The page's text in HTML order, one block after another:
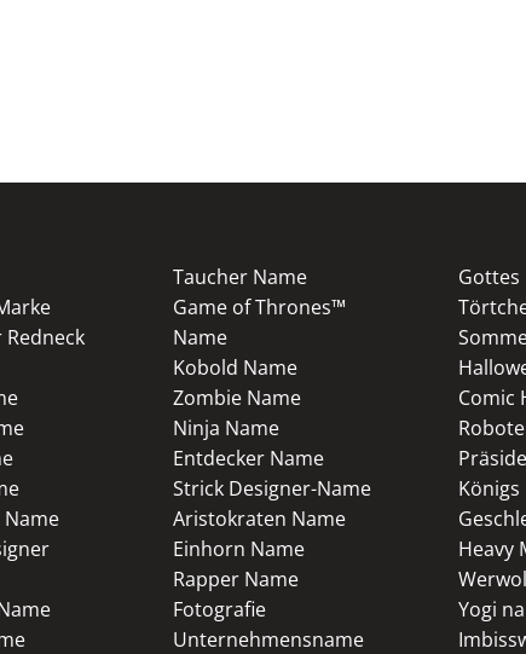
Taucher Name
Game of Thrones™
Name
Kobold Name
Zombie Name
Ninja Name
Entdecker Name
Strick Designer-Name
Aristokraten Name
Einhorn Name
Rapper Name
Fotografie
Unternehmensname
Gottes
Comic
Heavy
Yogi